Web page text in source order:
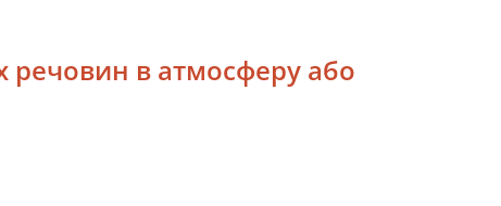
речовин в атмосферу або